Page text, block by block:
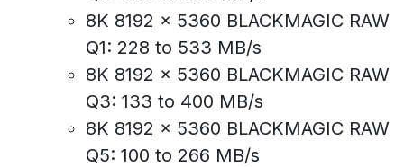
8K 8192 x 5360 BLACKMAGIC RAW
Q1: 228 to 533 MB/s
8K 8192 x 5360 BLACKMAGIC RAW
Q3: 133 to 400 MB/s
8K 8192 x 5360 BLACKMAGIC RAW
Q5: 100 to 266 MB/s